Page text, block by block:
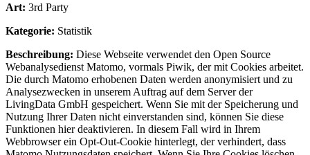
Art: 3rd Party
Kategorie: Statistik
Beschreibung: Diese Webseite verwendet den Open Source
Webanalysedienst Matomo, vormals Piwik, der mit Cookies arbeitet.
Die durch Matomo erhobenen Daten werden anonymisiert und zu
Analysezwecken in unserem Auftrag auf dem Server der
LivingData GmbH gespeichert. Wenn Sie mit der Speicherung und
Nutzung Ihrer Daten nicht einverstanden sind, können Sie diese
Funktionen hier deaktivieren. In diesem Fall wird in Ihrem
Webbrowser ein Opt-Out-Cookie hinterlegt, der verhindert, dass